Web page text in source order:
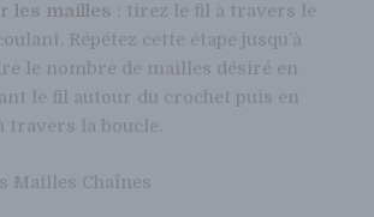
les mailles : tirez le fil à travers le
Répétez cette étape jusqu’à
le nombre de mailles désiré en
le fil autour du crochet puis en
travers la boucle.
Mailles Chaînes